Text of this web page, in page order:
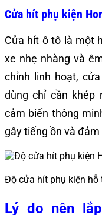
Cửa hít phụ kiện
Cửa hít ô tô là một
xe nhẹ nhàng và
chỉnh linh hoạt,
dùng chỉ cần khép
cảm biến thông
gây tiếng ồn và
Độ cửa hít phụ kiện hỗ
Lý do nên